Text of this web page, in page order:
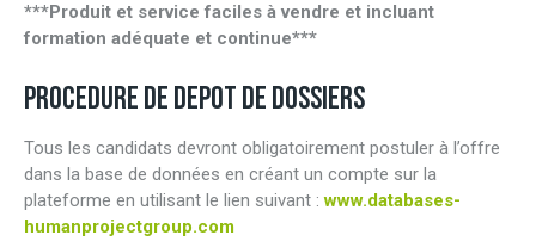
***Produit et service faciles à vendre et incluant
formation adéquate et continue***
PROCEDURE DE DEPOT DE DOSSIERS
Tous les candidats devront obligatoirement postuler à l’offre
dans la base de données en créant un compte sur la
plateforme en utilisant le lien suivant :www.databases-
humanprojectgroup.com